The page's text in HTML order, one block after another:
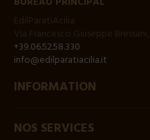
+39.06.52.58.330
info@edilparatiacilia.it
INFORMATION
NOS SERVICES